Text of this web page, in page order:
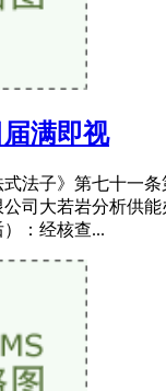
满即视
法子》第七十一
司大若岩分析供能
：经核查...